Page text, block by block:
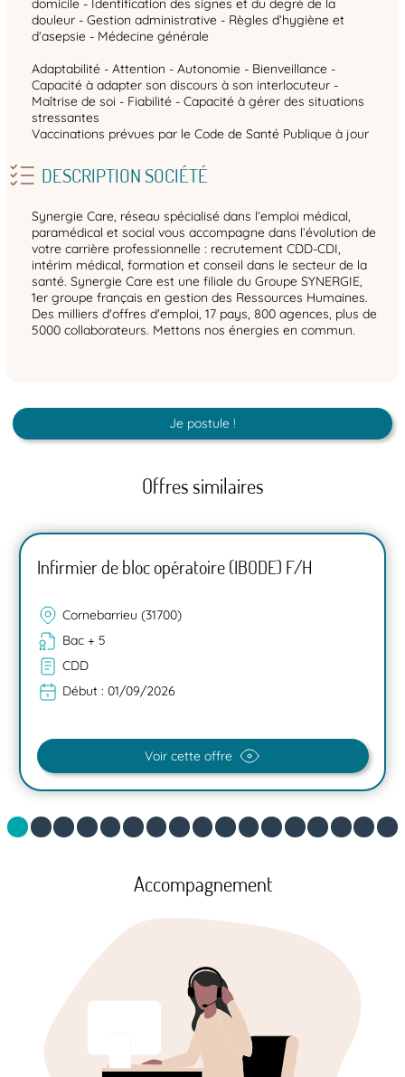
domicile - Identification des signes et du degré de la
douleur - Gestion administrative - Règles d’hygiène et
d’asepsie - Médecine générale
Adaptabilité - Attention - Autonomie - Bienveillance -
Capacité à adapter son discours à son interlocuteur -
Maîtrise de soi - Fiabilité - Capacité à gérer des situations
stressantes
Vaccinations prévues par le Code de Santé Publique à jour
DESCRIPTION SOCIÉTÉ
Synergie Care, réseau spécialisé dans l’emploi médical,
paramédical et social vous accompagne dans l’évolution de
votre carrière professionnelle : recrutement CDD-CDI,
intérim médical, formation et conseil dans le secteur de la
santé. Synergie Care est une filiale du Groupe SYNERGIE,
1er groupe français en gestion des Ressources Humaines.
Des milliers d'offres d'emploi, 17 pays, 800 agences, plus de
5000 collaborateurs. Mettons nos énergies en commun.
Je postule !
Offres similaires
Infirmier de bloc opératoire (IBODE) F/H
Cornebarrieu (31700)
Bac + 5
CDD
Début : 01/09/2026
Voir cette offre
Accompagnement